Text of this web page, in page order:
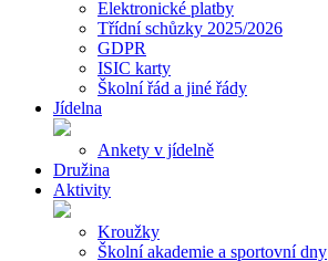
Elektronické platby
Třídní schůzky 2025/2026
GDPR
ISIC karty
Školní řád a jiné řády
Jídelna
Ankety v jídelně
Družina
Aktivity
Kroužky
Školní akademie a sportovní dny